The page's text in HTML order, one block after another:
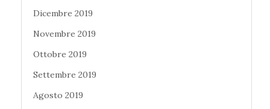
Dicembre 2019
Novembre 2019
Ottobre 2019
Settembre 2019
Agosto 2019